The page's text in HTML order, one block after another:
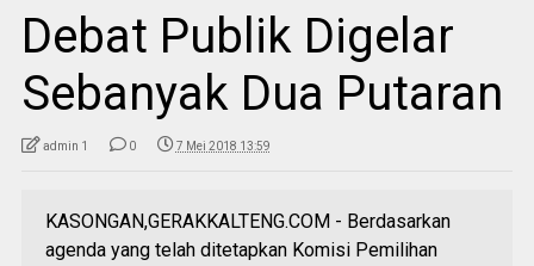
Debat Publik Digelar
Sebanyak Dua Putaran
admin 1 0 7 Mei 2018 13:59
KASONGAN,GERAKKALTENG.COM - Berdasarkan
agenda yang telah ditetapkan Komisi Pemilihan